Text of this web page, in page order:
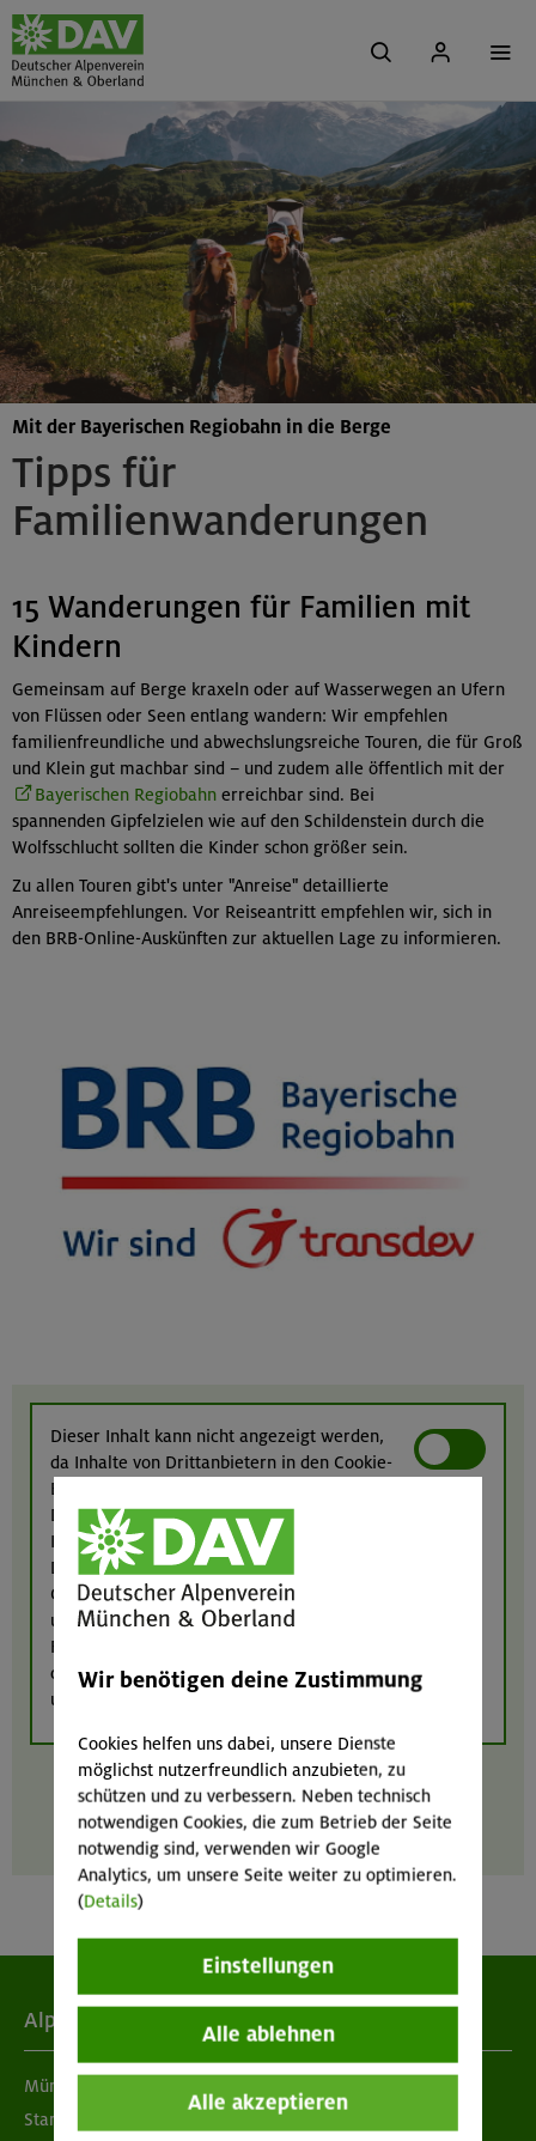
Tipps für
Familienwanderungen
Mit der Bayerischen Regiobahn in die Berge
15 Wanderungen für Familien mit
Kindern
Gemeinsam auf Berge kraxeln oder auf Wasserwegen an Ufern
von Flüssen oder Seen entlang wandern: Wir empfehlen
familienfreundliche und abwechslungsreiche Touren, die für Groß
und Klein gut machbar sind – und zudem alle öffentlich mit der
Bayerischen Regiobahnerreichbar sind. Bei
spannenden Gipfelzielen wie auf den Schildenstein durch die
Wolfsschlucht sollten die Kinder schon größer sein.
Zu allen Touren gibt's unter "Anreise" detaillierte
Anreiseempfehlungen. Vor Reiseantritt empfehlen wir, sich in
den BRB-Online-Auskünften zur aktuellen Lage zu informieren.
Dieser Inhalt kann nicht angezeigt werden,
da Inhalte von Drittanbietern in den Cookie-
Einstellungen deaktiviert sind. Inhalte von
Drittanbietern anzeigen?
Ich bin damit einverstanden, dass Inhalte von
Drittanbietern (Google Maps, YouTube, meteoblue,
Calaméo, Elfsight und eventim-light) angezeigt werden
und dass diese Anbieter ggf. Cookies einsetzen, um das
Funktionieren ihrer Inhalte zu gewährleisten bzw. zu
optimieren. Weitere Informationen finden Sie in
unserer
Datenschutzerklärung
Alpenverein
München & Oberland
Standorte
Wir benötigen deine Zustimmung
Cookies helfen uns dabei, unsere Dienste
möglichst nutzerfreundlich anzubieten, zu
schützen und zu verbessern. Neben technisch
notwendigen Cookies, die zum Betrieb der Seite
notwendig sind, verwenden wir Google
Analytics, um unsere Seite weiter zu optimieren.
(Details)
Einstellungen
Alle ablehnen
Alle akzeptieren